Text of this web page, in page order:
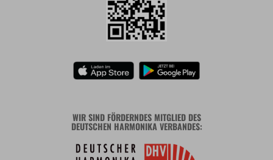
WIR SIND FÖRDERNDES MITGLIED DES
DEUTSCHEN HARMONIKA VERBANDES: